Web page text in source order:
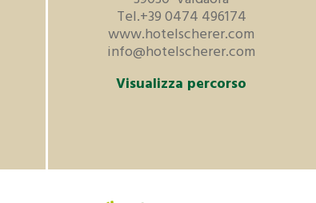
Tel.+39 0474 496174
www.hotelscherer.com
info@hotelscherer.com
Visualizza percorso